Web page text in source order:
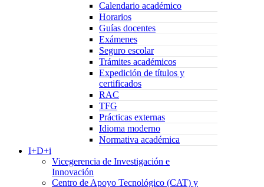
Calendario académico
Horarios
Guías docentes
Exámenes
Seguro escolar
Trámites académicos
Expedición de títulos y
certificados
RAC
TFG
Prácticas externas
Idioma moderno
Normativa académica
I+D+i
Vicegerencia de Investigación e
Innovación
Centro de Apoyo Tecnológico (CAT) y